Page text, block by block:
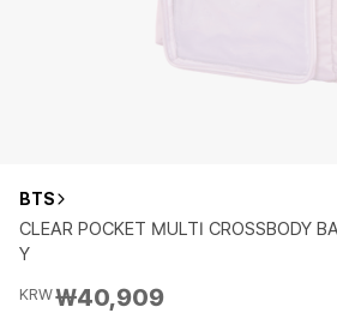
BTS
CLEAR POCKET MULTI CROSSBODY
Y
KRW₩40,909